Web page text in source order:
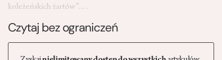
koleżeńskich żartów”….
Czytaj bez ograniczeń